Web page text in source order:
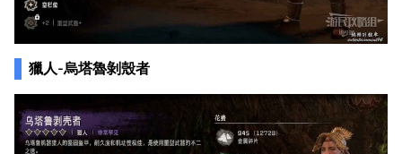
獵人-烏塔魯剝殼者